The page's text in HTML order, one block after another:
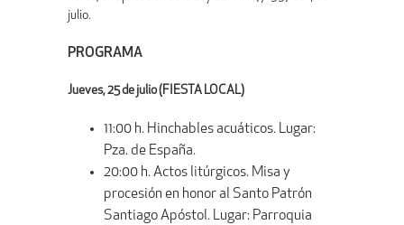
julio.
PROGRAMA
Jueves, 25 de julio (FIESTA LOCAL)
11:00 h. Hinchables acuáticos. Lugar:
Pza. de España.
20:00 h. Actos litúrgicos. Misa y
procesión en honor al Santo Patrón
Santiago Apóstol. Lugar: Parroquia